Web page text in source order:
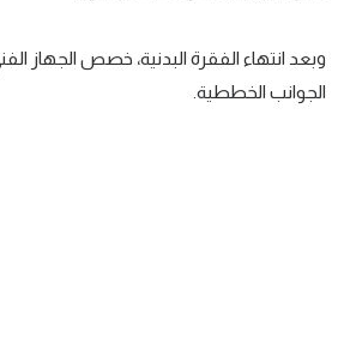
تحقيق في الجول
وبعد انتهاء الفقرة البدنية، خصص الجهاز
الجوانب الخططية.